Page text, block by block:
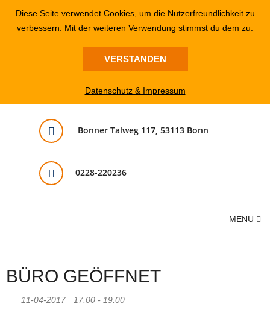
Bonner Talweg 117, 53113 Bonn
0228-220236
MENU
BÜRO GEÖFFNET
11-04-2017 17:00 - 19:00
Diese Seite verwendet Cookies, um die Nutzerfreundlichkeit zu
verbessern. Mit der weiteren Verwendung stimmst du dem zu.
VERSTANDEN
Datenschutz & Impressum